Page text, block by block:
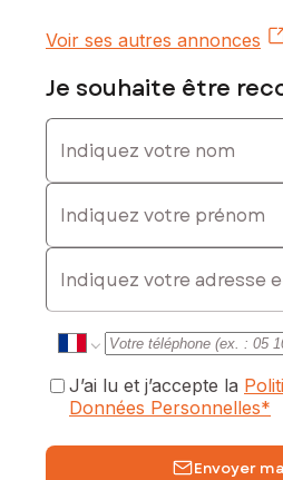
Voir ses autres annonces
Je souhaite être
Indiquez votre nom
Indiquez votre prénom
E-mail
J’ai lu et j’accepte la
Données Personnelles*
Envoyer